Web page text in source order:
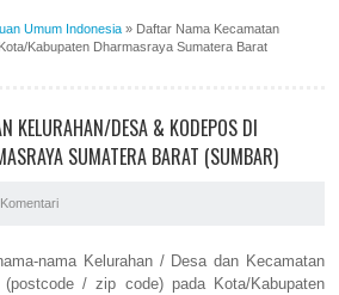
Umum Indonesia » Daftar Nama Kecamatan
Kabupaten Dharmasraya Sumatera Barat
KELURAHAN/DESA & KODEPOS DI
SUMATERA BARAT (SUMBAR)
Komentari
nama Kelurahan / Desa dan Kecamatan
/ zip code) pada Kota/Kabupaten